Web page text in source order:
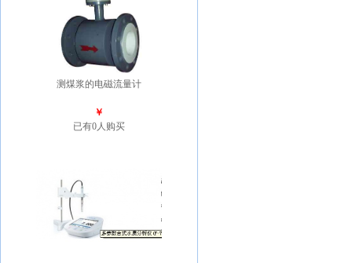
测煤浆的电磁流量计
￥
已有0人购买